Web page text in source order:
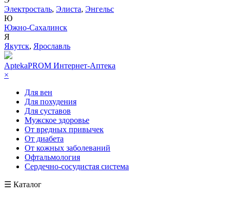
Электросталь, Элиста, Энгельс
Ю
Южно-Сахалинск
Я
Якутск, Ярославль
AptekaPROM Интернет-Аптека
×
Для вен
Для похудения
Для суставов
Мужское здоровье
От вредных привычек
От диабета
От кожных заболеваний
Офтальмология
Сердечно-сосудистая система
☰ Каталог